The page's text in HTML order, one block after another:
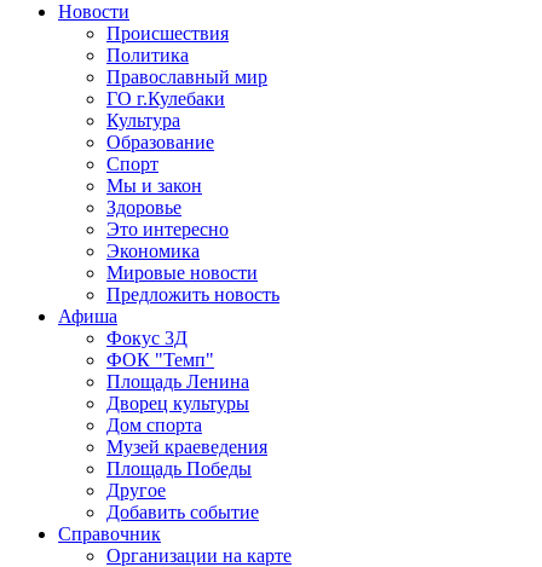
Новости
Происшествия
Политика
Православный мир
ГО г.Кулебаки
Культура
Образование
Спорт
Мы и закон
Здоровье
Это интересно
Экономика
Мировые новости
Предложить новость
Афиша
Фокус 3Д
ФОК "Темп"
Площадь Ленина
Дворец культуры
Дом спорта
Музей краеведения
Площадь Победы
Другое
Добавить событие
Справочник
Организации на карте